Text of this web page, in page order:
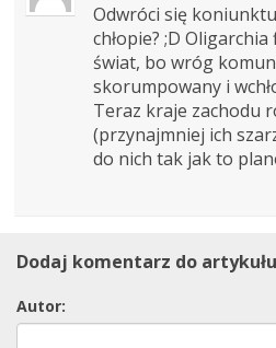
Odwróci się
chłopie? ;D
świat, bo wróg
skorumpowany i
Teraz kraje zachodu
(przynajmniej ich
do nich tak jak to
Dodaj komentarz do
Autor: